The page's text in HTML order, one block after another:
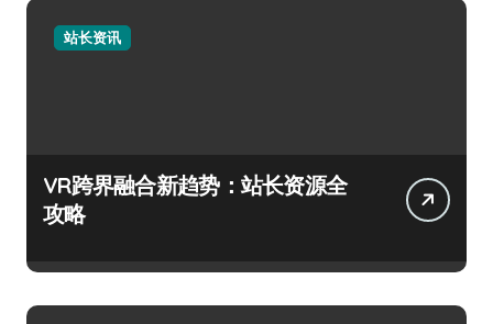
站长资讯
VR跨界融合新趋势：站长资源全
攻略